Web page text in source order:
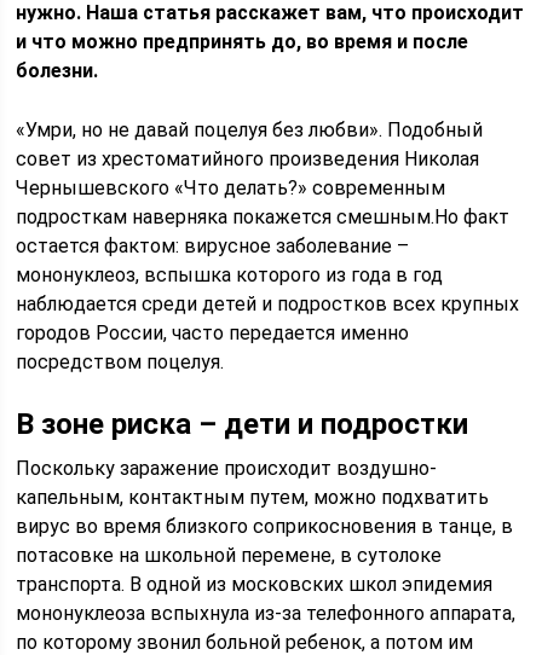
нужно. Наша статья расскажет вам, что происходит
и что можно предпринять до, во время и после
болезни.
«Умри, но не давай поцелуя без любви». Подобный
совет из хрестоматийного произведения Николая
Чернышевского «Что делать?» современным
подросткам наверняка покажется смешным.Но факт
остается фактом: вирусное заболевание –
мононуклеоз, вспышка которого из года в год
наблюдается среди детей и подростков всех крупных
городов России, часто передается именно
посредством поцелуя.
В зоне риска – дети и подростки
Поскольку заражение происходит воздушно-
капельным, контактным путем, можно подхватить
вирус во время близкого соприкосновения в танце, в
потасовке на школьной перемене, в сутолоке
транспорта. В одной из московских школ эпидемия
мононуклеоза вспыхнула из-за телефонного аппарата,
по которому звонил больной ребенок, а потом им